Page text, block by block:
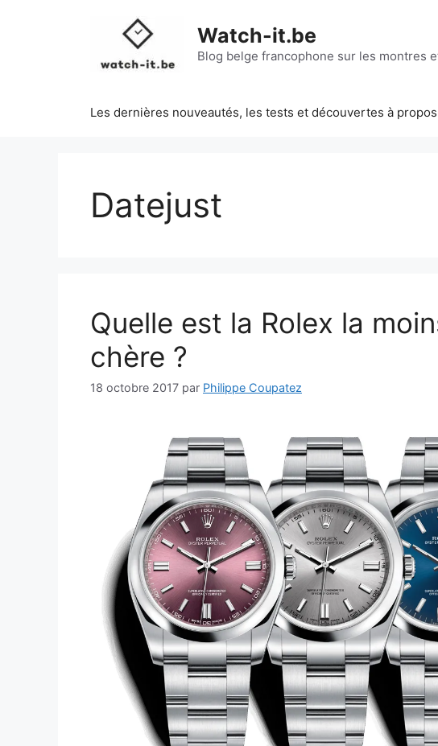
Watch-it.be
Blog belge francophone sur les montres
Les dernières nouveautés, les tests et découvertes à
Datejust
Quelle est la Rolex la
chère ?
18 octobre 2017 par Philippe Coupatez